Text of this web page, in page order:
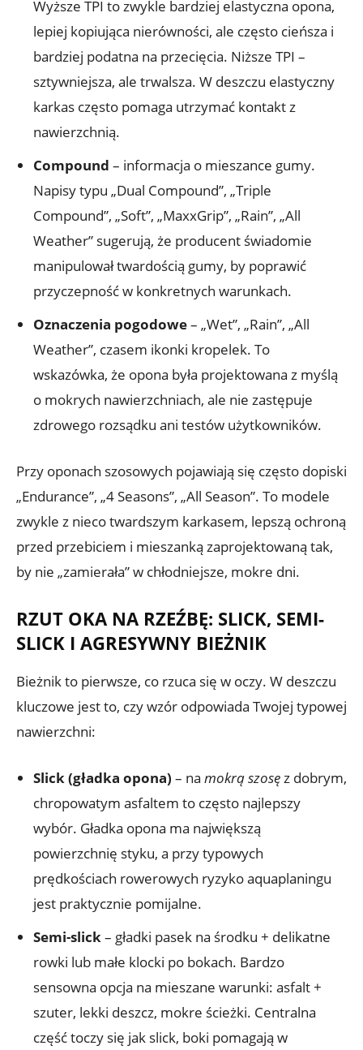
Wyższe TPI to zwykle bardziej elastyczna opona,
lepiej kopiująca nierówności, ale często cieńsza i
bardziej podatna na przecięcia. Niższe TPI –
sztywniejsza, ale trwalsza. W deszczu elastyczny
karkas często pomaga utrzymać kontakt z
nawierzchnią.
Compound – informacja o mieszance gumy.
Napisy typu „Dual Compound”, „Triple
Compound”, „Soft”, „MaxxGrip”, „Rain”, „All
Weather” sugerują, że producent świadomie
manipulował twardością gumy, by poprawić
przyczepność w konkretnych warunkach.
Oznaczenia pogodowe– „Wet”, „Rain”, „All
Weather”, czasem ikonki kropelek. To
wskazówka, że opona była projektowana z myślą
o mokrych nawierzchniach, ale nie zastępuje
zdrowego rozsądku ani testów użytkowników.
Przy oponach szosowych pojawiają się często dopiski
„Endurance”, „4 Seasons”, „All Season”. To modele
zwykle z nieco twardszym karkasem, lepszą ochroną
przed przebiciem i mieszanką zaprojektowaną tak,
by nie „zamierała” w chłodniejsze, mokre dni.
RZUT OKA NA RZEŹBĘ: SLICK, SEMI-
SLICK I AGRESYWNY BIEŻNIK
Bieżnik to pierwsze, co rzuca się w oczy. W deszczu
kluczowe jest to, czy wzór odpowiada Twojej typowej
nawierzchni:
Slick (gładka opona) – na mokrą szosę z dobrym,
chropowatym asfaltem to często najlepszy
wybór. Gładka opona ma największą
powierzchnię styku, a przy typowych
prędkościach rowerowych ryzyko aquaplaningu
jest praktycznie pomijalne.
Semi-slick – gładki pasek na środku + delikatne
rowki lub małe klocki po bokach. Bardzo
sensowna opcja na mieszane warunki: asfalt +
szuter, lekki deszcz, mokre ścieżki. Centralna
część toczy się jak slick, boki pomagają w